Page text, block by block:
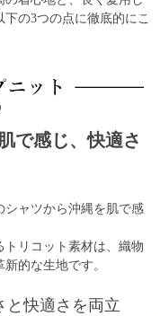
の3つの点に徹底的にこ
で感じ、快適さ
シャツから沖縄を肌で感
トリコット素材は、織物
的な生地です。
と快適さを両立